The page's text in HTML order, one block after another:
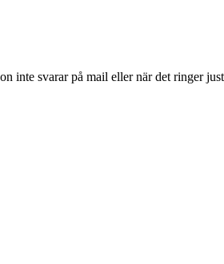
inte svarar på mail eller när det ringer just